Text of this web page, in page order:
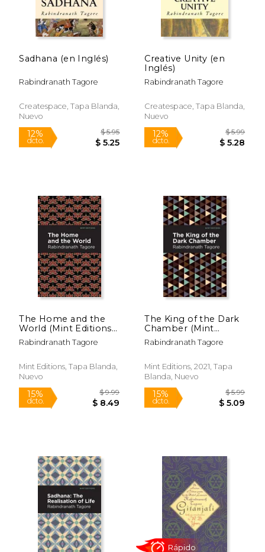
15% 12%
15%
dcto.
$ 5.99 15%
dcto.
Rápido
Sadhana (en Inglés)
Rabindranath Tagore
Createspace, Tapa Blanda,
Nuevo
Creative Unity (en
Inglés)
Rabindranath Tagore
Createspace, Tapa Blanda,
Nuevo
The Home and the
World (Mint Editions)
(en Inglés)
Rabindranath Tagore
Mint Editions, Tapa Blanda,
Nuevo
The King of the Dark
Chamber (Mint
Editions) (en Inglés)
Rabindranath Tagore
Mint Editions, 2021, Tapa
Blanda, Nuevo